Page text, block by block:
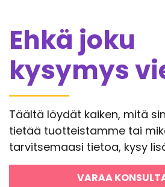
Ehkä joku
kysymys
Täältä löydät kaiken, mitä
tietää tuotteistamme tai
tarvitsemaasi tietoa, kysy
VARAA